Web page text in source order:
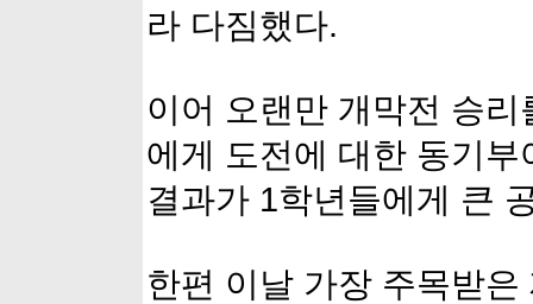
라 다짐했다.
이어 오랜만 개막전 승
에게 도전에 대한 동기
결과가 1학년들에게 큰
한편 이날 가장 주목받